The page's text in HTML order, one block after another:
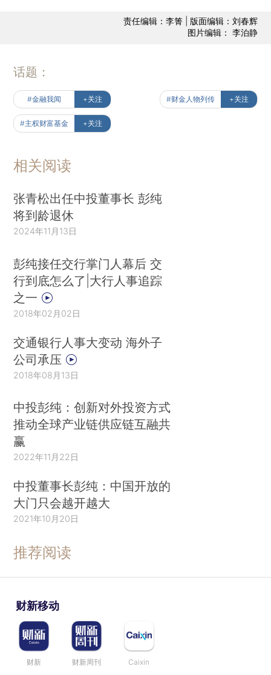
责任编辑：李箐 | 版面编辑：刘春辉
图片编辑： 李泊静
话题：
#金融我闻 +关注 #财金人物列传 +关注
#主权财富基金 +关注
相关阅读
张青松出任中投董事长 彭纯
将到龄退休
2024年11月13日
彭纯接任交行掌门人幕后 交
行到底怎么了|大行人事追踪
之一
2018年02月02日
交通银行人事大变动 海外子
公司承压
2018年08月13日
中投彭纯：创新对外投资方式
推动全球产业链供应链互融共
赢
2022年11月22日
中投董事长彭纯：中国开放的
大门只会越开越大
2021年10月20日
推荐阅读
财新移动
财新 财新周刊 Caixin